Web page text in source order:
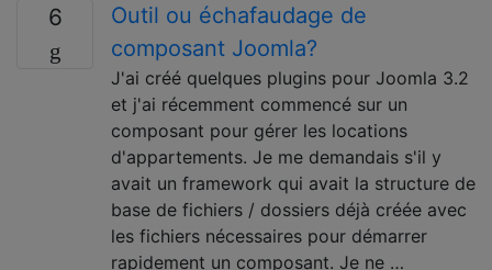
6
Outil ou échafaudage de
composant Joomla?
J'ai créé quelques plugins pour Joomla 3.2
et j'ai récemment commencé sur un
composant pour gérer les locations
d'appartements. Je me demandais s'il y
avait un framework qui avait la structure de
base de fichiers / dossiers déjà créée avec
les fichiers nécessaires pour démarrer
rapidement un composant. Je ne …